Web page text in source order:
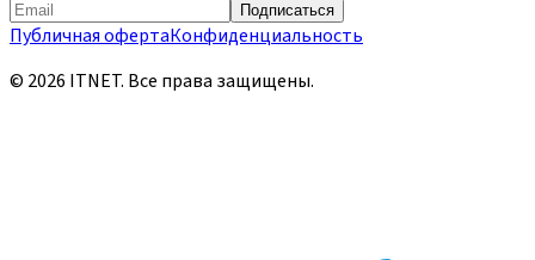
Подписаться
Публичная офертаКонфиденциальность
© 2026 ITNET. Все права защищены.